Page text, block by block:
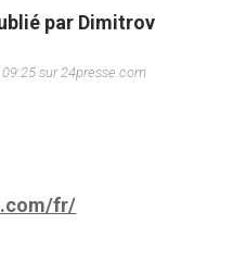
par Dimitrov
sur 24presse.com
fr/